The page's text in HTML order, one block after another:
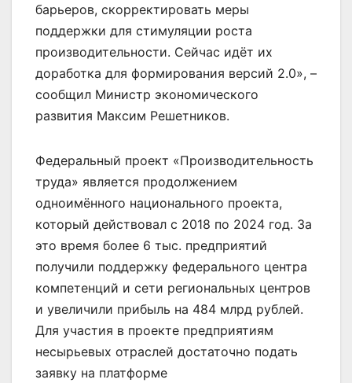
барьеров, скорректировать меры
поддержки для стимуляции роста
производительности. Сейчас идёт их
доработка для формирования версий 2.0», –
сообщил Министр экономического
развития Максим Решетников.
Федеральный проект «Производительность
труда» является продолжением
одноимённого национального проекта,
который действовал с 2018 по 2024 год. За
это время более 6 тыс. предприятий
получили поддержку федерального центра
компетенций и сети региональных центров
и увеличили прибыль на 484 млрд рублей.
Для участия в проекте предприятиям
несырьевых отраслей достаточно подать
заявку на платформе